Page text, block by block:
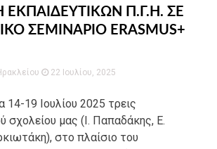
Π.Γ.Η. ΣΕ
ΣΕΜΙΝΑΡΙΟ ERASMUS+
22 Ιουλίου, 2025
14-19 Ιουλίου 2025 τρεις
σχολείου μας (Ι. Παπαδάκης, Ε.
στο πλαίσιο του